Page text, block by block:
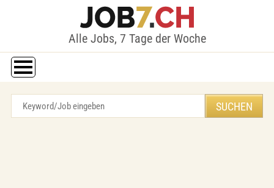
Alle Jobs, 7 Tage der Woche